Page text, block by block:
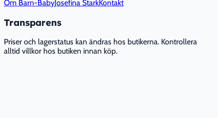
Om Barn-BabyJosefina StarkKontakt
Transparens
Priser och lagerstatus kan ändras hos butikerna. Kontrollera
alltid villkor hos butiken innan köp.